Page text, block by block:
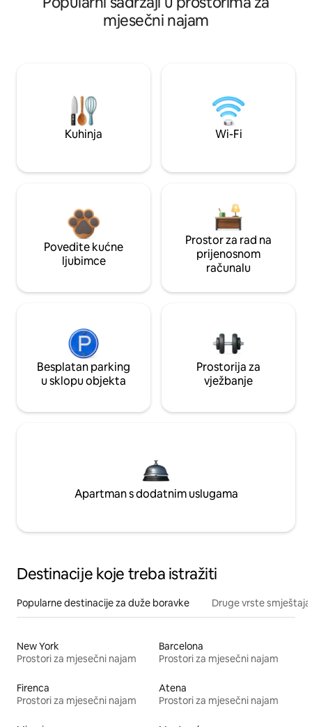
mjesečni najam
Kuhinja Wi-Fi
Povedite kućne
ljubimce
Prostor za rad na
prijenosnom
računalu
Besplatan parking
u sklopu objekta
Prostorija za
vježbanje
Apartman s dodatnim uslugama
Destinacije koje treba istražiti
Popularne destinacije za duže boravke Druge vrste smještaja
New York
Prostori za mjesečni najam
Barcelona
Prostori za mjesečni najam
Firenca
Prostori za mjesečni najam
Atena
Prostori za mjesečni najam